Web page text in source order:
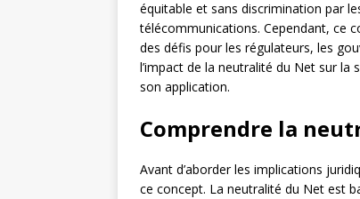
équitable et sans discrimination par
télécommunications. Cependant, ce
des défis pour les régulateurs, les
l’impact de la neutralité du Net sur la
son application.
Comprendre la
Avant d’aborder les implications
ce concept. La neutralité du Net est